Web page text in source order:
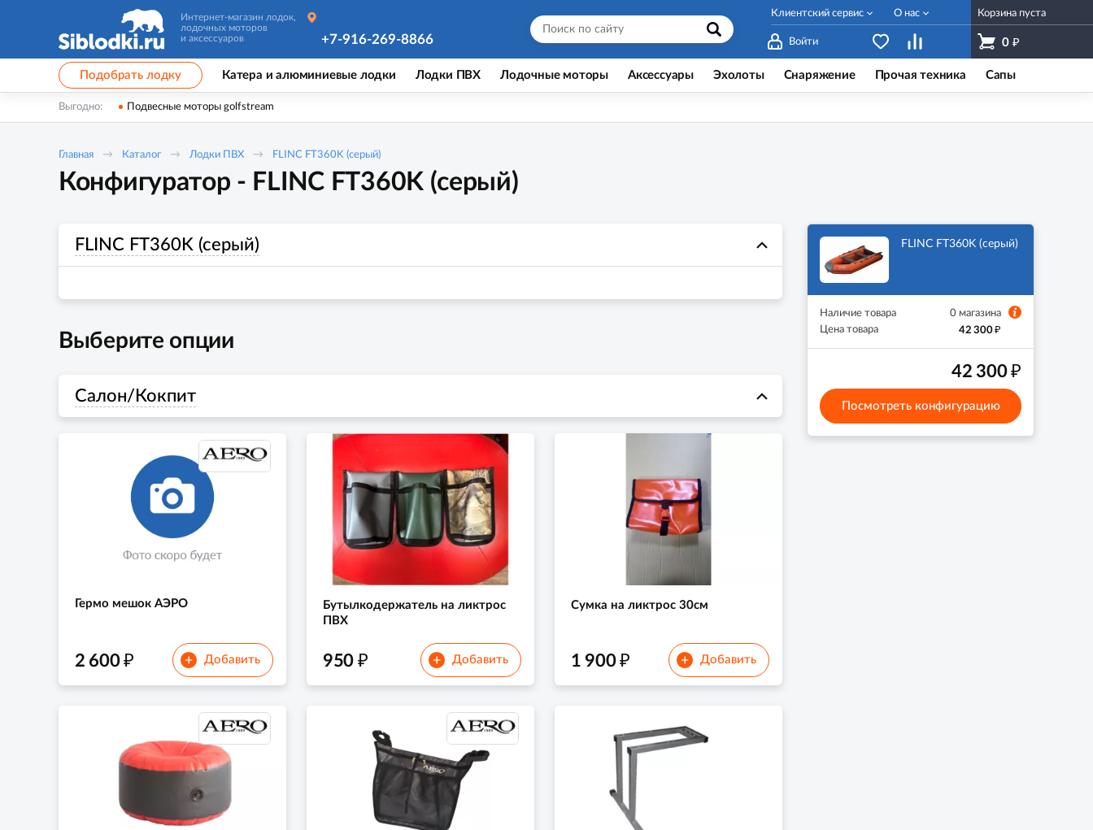
Интернет-магазин лодок,
лодочных моторов
и аксессуаров
Войти
Корзина пуста
0 ₽
+7-916-269-8866
Клиентский сервис О нас
Подобрать лодку Катера и алюминиевые лодки Лодки ПВХ Лодочные моторы Аксессуары Эхолоты Снаряжение Прочая техника Сапы
Выгодно: Подвесные моторы golfstream
Главная Каталог Лодки ПВХ FLINC FT360K (серый)
Конфигуратор - FLINC FT360K (серый)
FLINC FT360K (серый)
Выберите опции
Салон/Кокпит
Гермо мешок АЭРО
2 600₽ + Добавить
Бутылкодержатель на ликтрос
ПВХ
950 ₽ + Добавить
Сумка на ликтрос 30см
1 900₽ + Добавить
FLINC FT360K (серый)
Наличие товара
0 магазина
Цена товара
42 300₽
42 300₽
Посмотреть конфигурацию